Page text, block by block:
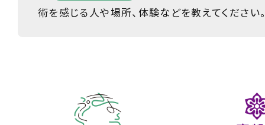
術を感じる人や場所、体験などを教えてください